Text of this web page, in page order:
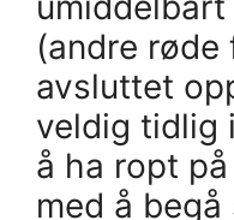
(andre røde
avsluttet
veldig tidlig
å ha ropt
med å